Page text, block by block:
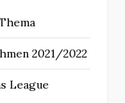
2021/2022
League